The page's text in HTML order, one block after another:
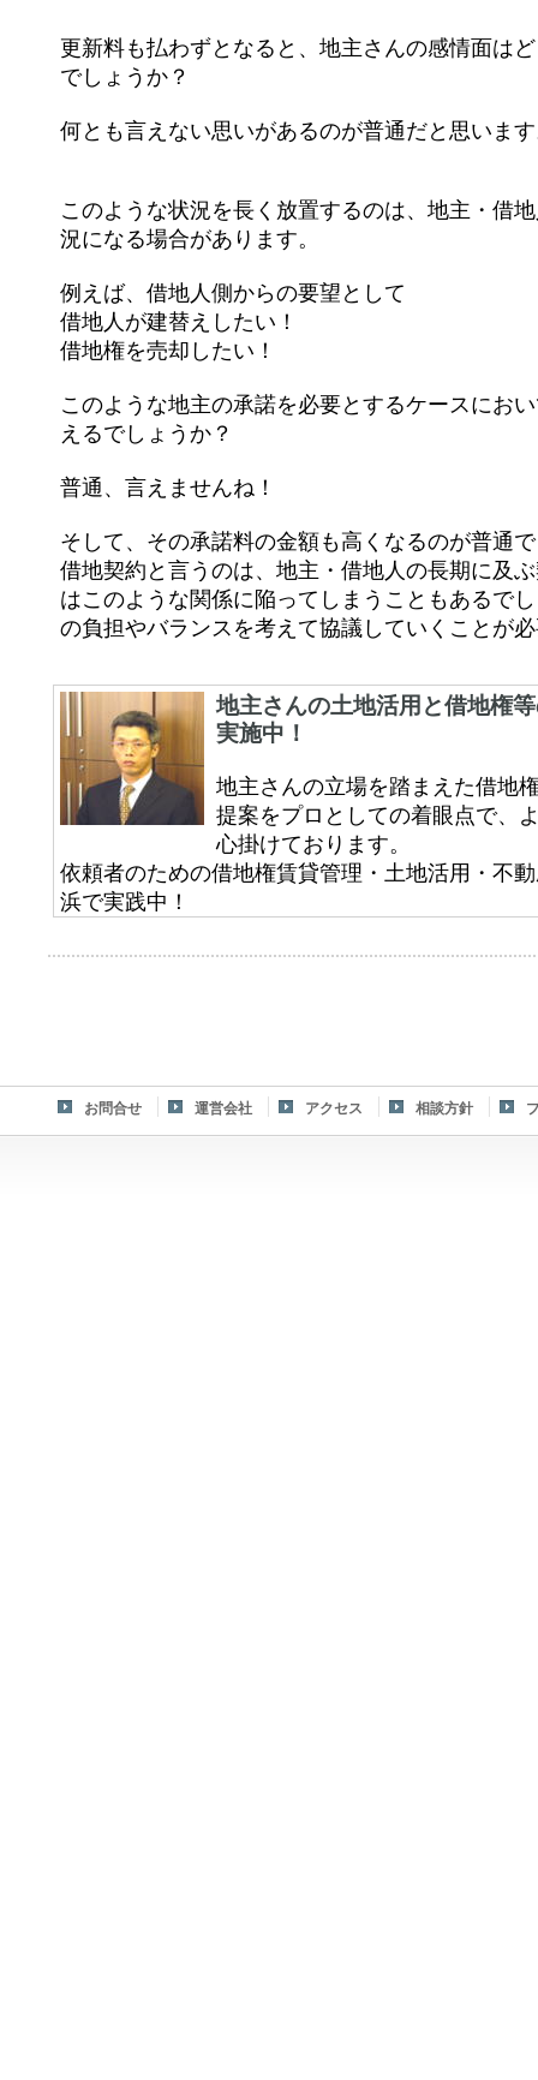
更新料も払わずとなると、地主さんの感情面は
でしょうか？
何とも言えない思いがあるのが普通だと思いま
このような状況を長く放置するのは、地主・借
況になる場合があります。
例えば、借地人側からの要望として
借地人が建替えしたい！
借地権を売却したい！
このような地主の承諾を必要とするケースにお
えるでしょうか？
普通、言えませんね！
そして、その承諾料の金額も高くなるのが普通
借地契約と言うのは、地主・借地人の長期に及
はこのような関係に陥ってしまうこともあるで
の負担やバランスを考えて協議していくことが
地主さんの土地活用と借地権
実施中！
地主さんの立場を踏まえた借地
提案をプロとしての着眼点で、
心掛けております。
依頼者のための借地権賃貸管理・土地活用・不
浜で実践中！
お問合せ 運営会社 アクセス 相談方針